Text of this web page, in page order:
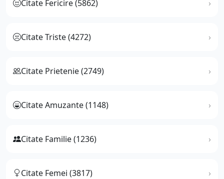
Citate Fericire (5862)
Citate Triste (4272)
Citate Prietenie (2749)
Citate Amuzante (1148)
Citate Familie (1236)
Citate Femei (3817)